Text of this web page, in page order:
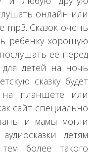
онлайн или
mp3. Сказок очень
ребенку хорошую
ее перед
для детей на ночь
сказку будет
на планшете или
сайт специально
и мамы могли
детям
более такого